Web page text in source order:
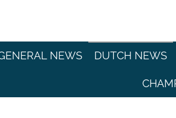
NEWS DUTCH NEWS